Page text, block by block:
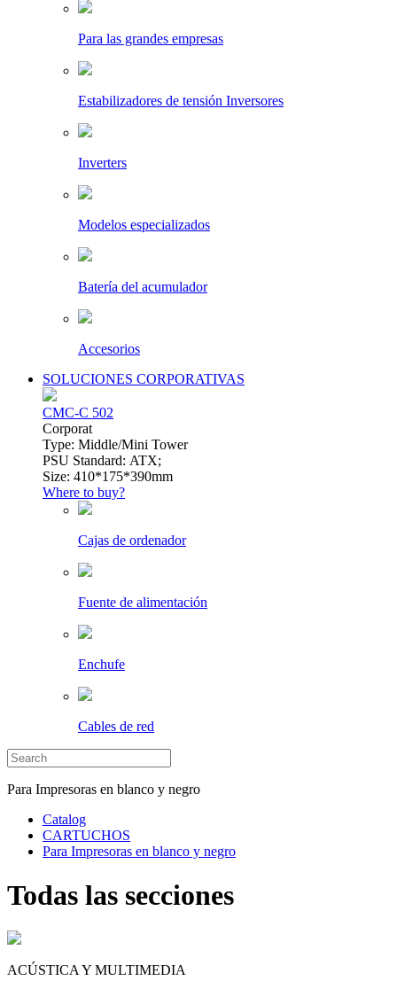
Para las grandes empresas
Estabilizadores de tensión Inversores
Inverters
Modelos especializados
Batería del acumulador
Accesorios
SOLUCIONES CORPORATIVAS
CMC-C 502
Сorporat
Type: Middle/Mini Tower
PSU Standard: ATX;
Size: 410*175*390mm
Where to buy?
Cajas de ordenador
Fuente de alimentación
Enchufe
Cables de red
Para Impresoras en blanco y negro
Catalog
CARTUCHOS
Para Impresoras en blanco y negro
Todas las secciones
ACÚSTICA Y MULTIMEDIA